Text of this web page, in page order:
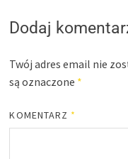
Dodaj
Twój adres email nie
są oznaczone *
KOMENTARZ *